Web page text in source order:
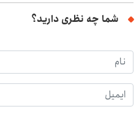
شما چه نظری دارید؟